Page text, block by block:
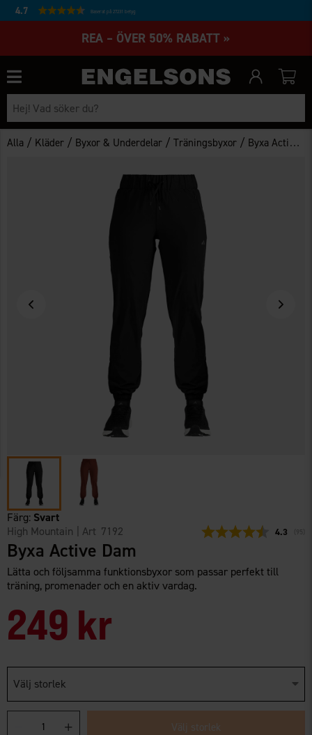
4.7 Baserat på 27231 betyg
REA – ÖVER 50% RABATT »
Alla / Kläder / Byxor & Underdelar /Träningsbyxor / Byxa Active Dam
Färg: Svart
High Mountain
| Art 7192 4.3 95
Byxa Active Dam
Lätta och följsamma funktionsbyxor som passar perfekt till
träning, promenader och en aktiv vardag.
249 kr
Välj storlek
Välj storlek